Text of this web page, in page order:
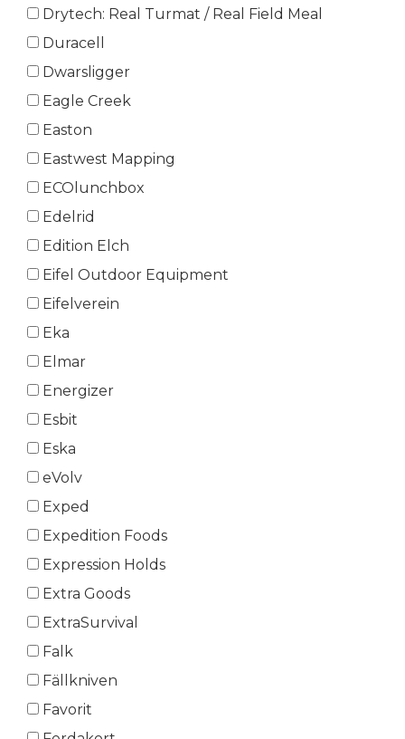
Drytech: Real Turmat / Real Field Meal
Duracell
Dwarsligger
Eagle Creek
Easton
Eastwest Mapping
ECOlunchbox
Edelrid
Edition Elch
Eifel Outdoor Equipment
Eifelverein
Eka
Elmar
Energizer
Esbit
Eska
eVolv
Exped
Expedition Foods
Expression Holds
Extra Goods
ExtraSurvival
Falk
Fällkniven
Favorit